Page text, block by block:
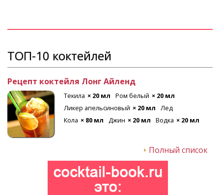
ТОП-10 коктейлей
Рецепт коктейля Лонг Айленд
Текила × 20 мл Ром белый × 20 мл
Ликер апельсиновый × 20 мл
Лед
Кола × 80 мл Джин × 20 мл Водка × 20 мл
Полный список